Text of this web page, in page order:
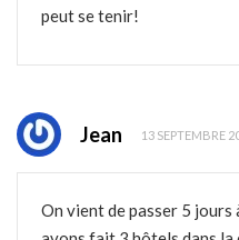
peut se tenir!
Jean 13 SEPTEMBRE
On vient de passer 5 jours